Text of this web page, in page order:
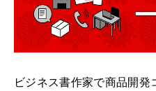
ビジネス書作家で商品開